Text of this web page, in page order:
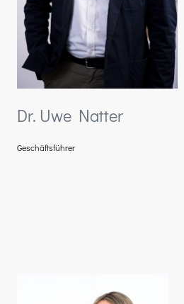
Dr. Uwe Natter
Geschäftsführer